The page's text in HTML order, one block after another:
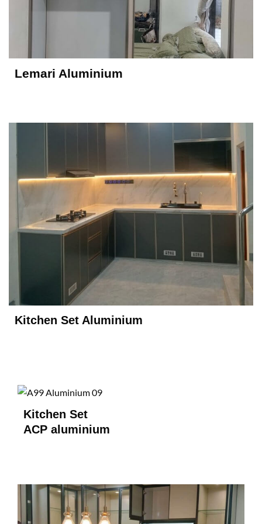
Lemari Aluminium
Kitchen Set Aluminium
Kitchen Set
ACP aluminium